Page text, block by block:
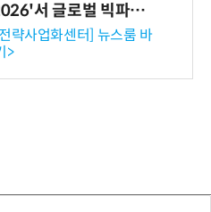
서 글로벌 빅파마
즈니스 미팅 지원…K
해외 진출 교두보 확
략사업화센터] 뉴스룸 바
>